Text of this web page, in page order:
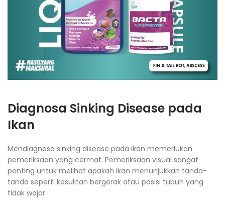
Diagnosa Sinking Disease pada
Ikan
Mendiagnosa sinking disease pada ikan memerlukan
pemeriksaan yang cermat. Pemeriksaan visual sangat
penting untuk melihat apakah ikan menunjukkan tanda-
tanda seperti kesulitan bergerak atau posisi tubuh yang
tidak wajar.